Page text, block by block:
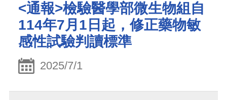
<通報>檢驗醫學部微生物組自
114年7月1日起，修正藥物敏
感性試驗判讀標準
2025/7/1